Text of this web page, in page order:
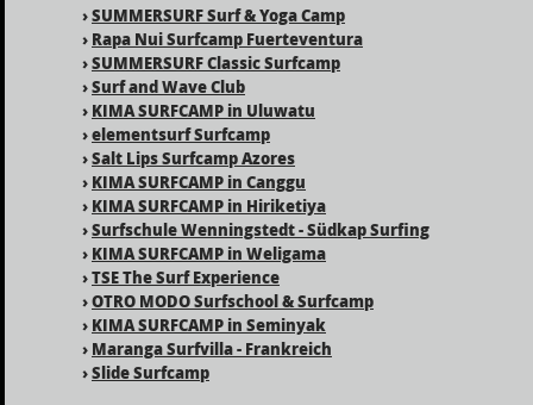
›SUMMERSURF Surf & Yoga Camp
› Rapa Nui Surfcamp Fuerteventura
›SUMMERSURF Classic Surfcamp
›Surf and Wave Club
› KIMA SURFCAMP in Uluwatu
›elementsurf Surfcamp
›Salt Lips Surfcamp Azores
› KIMA SURFCAMP in Canggu
› KIMA SURFCAMP in Hiriketiya
›Surfschule Wenningstedt - Südkap Surfing
› KIMA SURFCAMP in Weligama
›TSE The Surf Experience
›OTRO MODO Surfschool & Surfcamp
› KIMA SURFCAMP in Seminyak
› Maranga Surfvilla - Frankreich
›Slide Surfcamp